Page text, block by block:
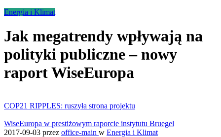
Energia i Klimat
Jak megatrendy wpływają na
polityki publiczne – nowy
raport WiseEuropa
COP21 RIPPLES: ruszyła strona projektu
WiseEuropa w prestiżowym raporcie instytutu Bruegel
2017-09-03 przez office-main w Energia i Klimat